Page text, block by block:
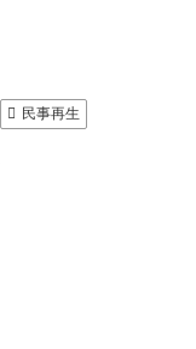
民事再生